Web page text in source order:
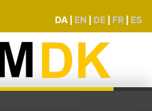
DA EN DE FR ES